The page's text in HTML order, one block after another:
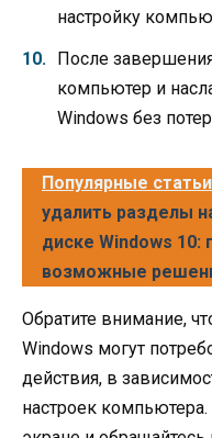
настройку
После
компьютер и
Windows без
Популярные статьи
удалить разделы
диске Windows 10:
возможные
Обратите внимание,
Windows могут
действия, в
настроек